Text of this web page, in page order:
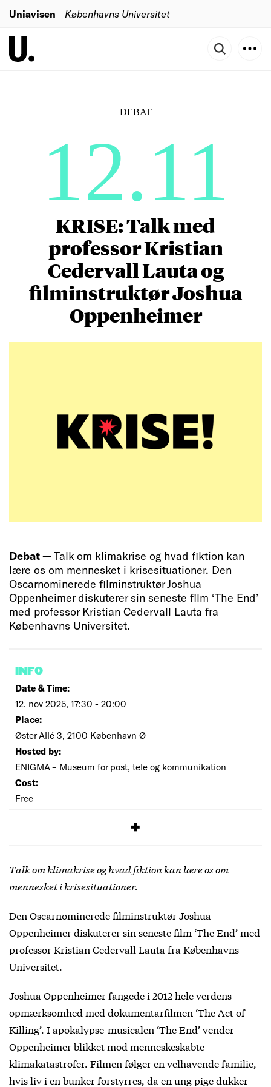
Uniavisen Københavns Universitet
DEBAT
12.11
KRISE: Talk med
professor Kristian
Cedervall Lauta og
filminstruktør Joshua
Oppenheimer
Debat —Talk om klimakrise og hvad fiktion kan
lære os om mennesket i krisesituationer. Den
Oscarnominerede filminstruktør Joshua
Oppenheimer diskuterer sin seneste film ‘The End’
med professor Kristian Cedervall Lauta fra
Københavns Universitet.
INFO
Date & Time:
12. nov 2025, 17:30 - 20:00
Place:
Øster Allé 3, 2100 København Ø
Hosted by:
ENIGMA – Museum for post, tele og kommunikation
Cost:
Free
Talk om klimakrise og hvad fiktion kan lære os om
mennesket i krisesituationer.
Den Oscarnominerede filminstruktør Joshua
Oppenheimer diskuterer sin seneste film ‘The End’ med
professor Kristian Cedervall Lauta fra Københavns
Universitet.
Joshua Oppenheimer fangede i 2012 hele verdens
opmærksomhed med dokumentarfilmen ‘The Act of
Killing’. I apokalypse-musicalen ‘The End’ vender
Oppenheimer blikket mod menneskeskabte
klimakatastrofer. Filmen følger en velhavende familie,
hvis liv i en bunker forstyrres, da en ung pige dukker